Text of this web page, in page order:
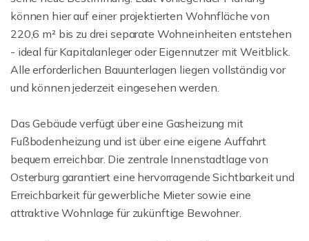
können hier auf einer projektierten Wohnfläche von
220,6 m² bis zu drei separate Wohneinheiten entstehen
- ideal für Kapitalanleger oder Eigennutzer mit Weitblick.
Alle erforderlichen Bauunterlagen liegen vollständig vor
und können jederzeit eingesehen werden.
Das Gebäude verfügt über eine Gasheizung mit
Fußbodenheizung und ist über eine eigene Auffahrt
bequem erreichbar. Die zentrale Innenstadtlage von
Osterburg garantiert eine hervorragende Sichtbarkeit und
Erreichbarkeit für gewerbliche Mieter sowie eine
attraktive Wohnlage für zukünftige Bewohner.